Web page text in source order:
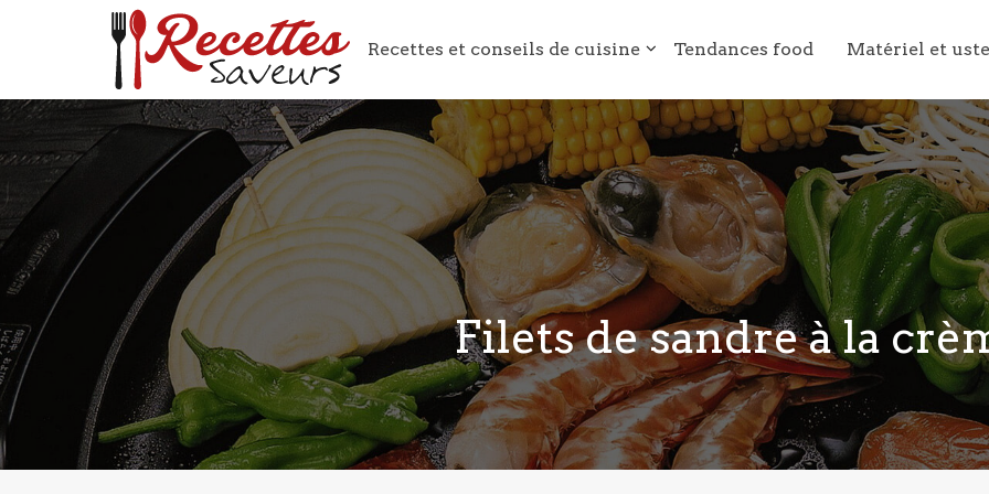
Recettes et conseils de cuisine Tendances food Matériel et
Filets de sandre à la